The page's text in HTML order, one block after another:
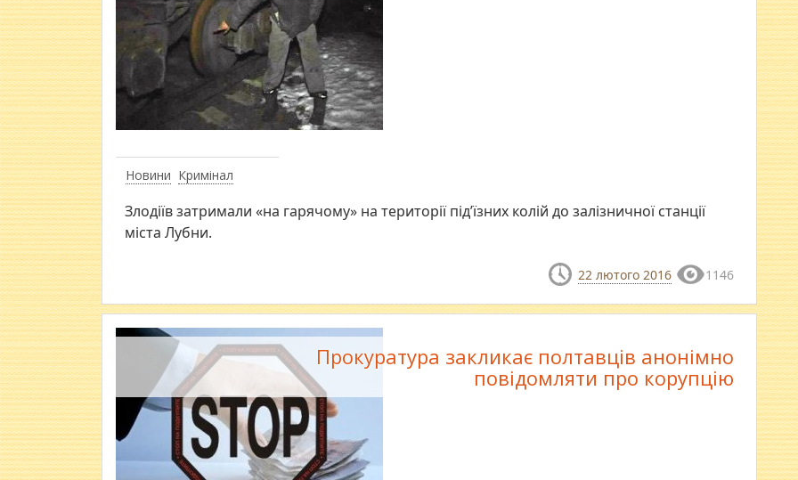
Новини Кримінал
Злодіїв затримали «на гарячому» на території під’їзних колій до залізничної станції
міста Лубни.
22 лютого 2016 1146
Прокуратура закликає полтавців анонімно
повідомляти про корупцію